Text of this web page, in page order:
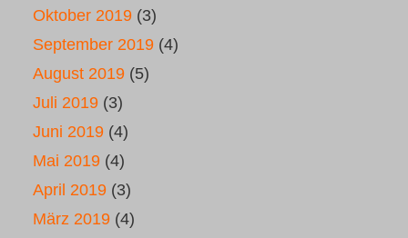
Oktober 2019 (3)
September 2019 (4)
August 2019 (5)
Juli 2019 (3)
Juni 2019 (4)
Mai 2019 (4)
April 2019 (3)
März 2019 (4)